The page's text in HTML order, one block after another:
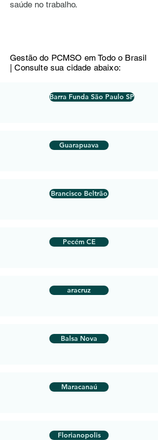
saúde no trabalho.
Gestão do PCMSO em Todo o Brasil
| Consulte sua cidade abaixo:
Barra Funda São Paulo SP
Guarapuava
Brancisco Beltrão
Pecém CE
aracruz
Balsa Nova
Maracanaú
Florianopolis